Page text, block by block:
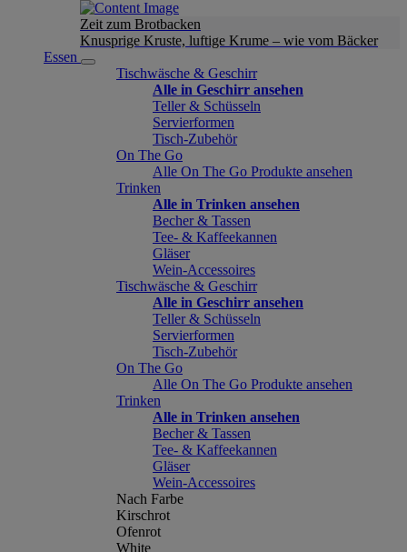
Zeit zum Brotbacken
Knusprige Kruste, luftige Krume – wie vom Bäcker
Essen
Tischwäsche & Geschirr
Alle in Geschirr ansehen
Teller & Schüsseln
Servierformen
Tisch-Zubehör
On The Go
Alle On The Go Produkte ansehen
Trinken
Alle in Trinken ansehen
Becher & Tassen
Tee- & Kaffeekannen
Gläser
Wein-Accessoires
Tischwäsche & Geschirr
Alle in Geschirr ansehen
Teller & Schüsseln
Servierformen
Tisch-Zubehör
On The Go
Alle On The Go Produkte ansehen
Trinken
Alle in Trinken ansehen
Becher & Tassen
Tee- & Kaffeekannen
Gläser
Wein-Accessoires
Nach Farbe
Kirschrot
Ofenrot
White